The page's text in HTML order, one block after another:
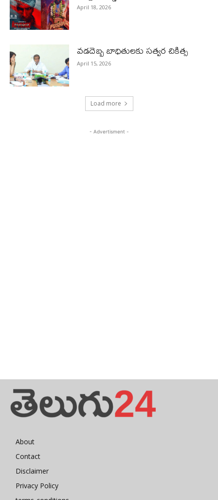
April 18, 2026
వడదెబ్బ బాధితులకు సత్వర చికిత్స
April 15, 2026
Load more
- Advertisment -
About
Contact
Disclaimer
Privacy Policy